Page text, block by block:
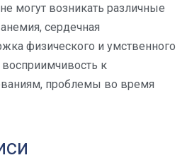
могут возникать различные
сердечная
физического и умственного
к
проблемы во время